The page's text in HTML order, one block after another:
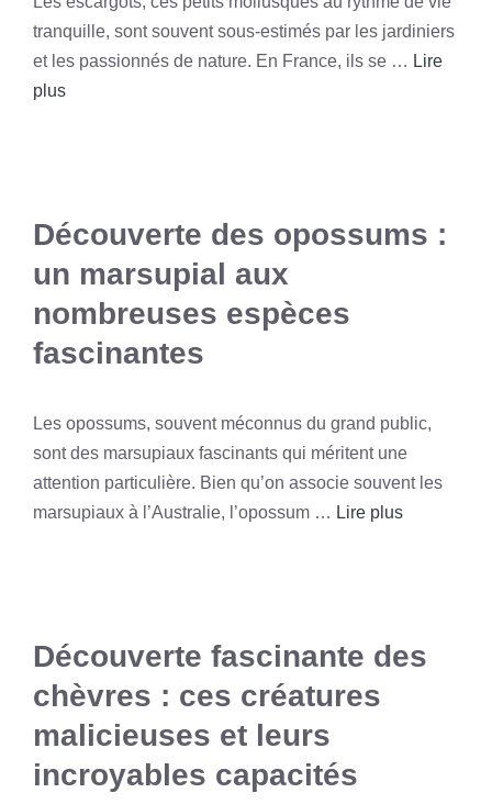
tranquille, sont souvent sous-estimés par les jardiniers
et les passionnés de nature. En France, ils se … Lire
plus
Découverte des opossums :
un marsupial aux
nombreuses espèces
fascinantes
Les opossums, souvent méconnus du grand public,
sont des marsupiaux fascinants qui méritent une
attention particulière. Bien qu’on associe souvent les
marsupiaux à l’Australie, l’opossum … Lire plus
Découverte fascinante des
chèvres : ces créatures
malicieuses et leurs
incroyables capacités